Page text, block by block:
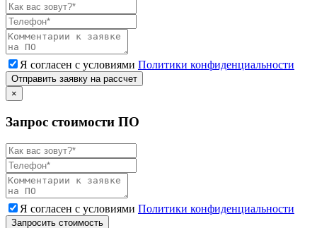
Я согласен с условиями Политики конфиденциальности
Отправить заявку на рассчет
×
Запрос стоимости ПО
Я согласен с условиями Политики конфиденциальности
Запросить стоимость